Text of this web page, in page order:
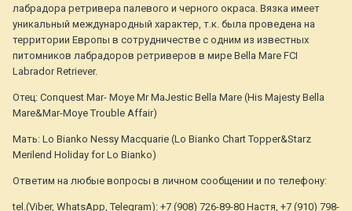
лабрадора ретривера палевого и черного окраса. Вязка имеет
уникальный международный характер, т.к. была проведена на
территории Европы в сотрудничестве с одним из известных
питомников лабрадоров ретриверов в мире Bella Mare FCI
Labrador Retriever.
Отец: Conquest Mar- Moye Mr MaJestic Bella Mare (His Majesty Bella
Mare&Mar-Moye Trouble Affair)
Мать: Lo Bianko Nessy Macquarie (Lo Bianko Chart Topper&Starz
Merilend Holiday for Lo Bianko)
Ответим на любые вопросы в личном сообщении и по телефону:
tel.(Viber, WhatsApp, Telegram): +7 (908) 726-89-80 Настя, +7 (910) 798-